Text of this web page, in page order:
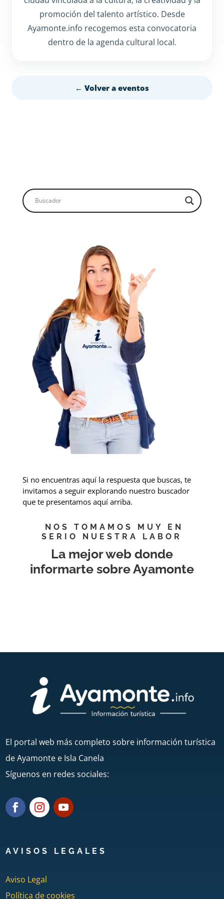
promoción del talento artístico. Desde
Ayamonte.info recogemos esta convocatoria
dentro de la agenda cultural local.
← Volver a eventos
Si no encuentras aquí la respuesta que buscas, te
invitamos a seguir explorando nuestro buscador
que te presentamos aquí arriba.
NOS TOMAMOS MUY EN
SERIO NUESTRA LABOR
La mejor web donde
informarte sobre Ayamonte
El portal web más completo sobre información turística
de Ayamonte e Isla Canela
Síguenos en redes sociales:
AVISOS LEGALES
Aviso Legal
Política de cookies